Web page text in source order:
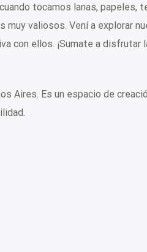
tocamos lanas, papeles,
valiosos. Vení a explorar
con ellos. ¡Sumate a disfrutar
Aires. Es un espacio de